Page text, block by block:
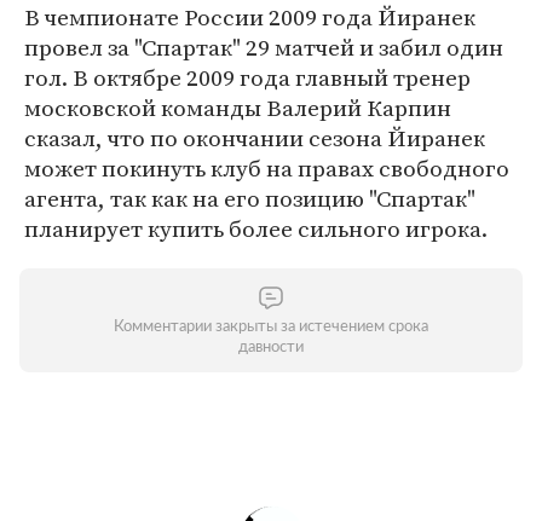
В чемпионате России 2009 года Йиранек
провел за "Спартак" 29 матчей и забил один
гол. В октябре 2009 года главный тренер
московской команды Валерий Карпин
сказал, что по окончании сезона Йиранек
может покинуть клуб на правах свободного
агента, так как на его позицию "Спартак"
планирует купить более сильного игрока.
Комментарии закрыты за истечением срока
давности